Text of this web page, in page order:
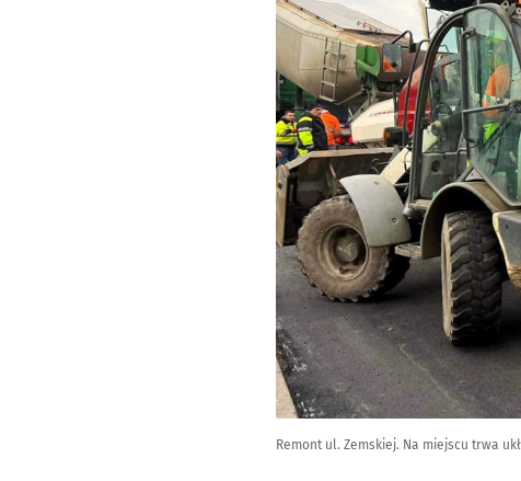
Remont ul. Zemskiej. Na miejscu trwa